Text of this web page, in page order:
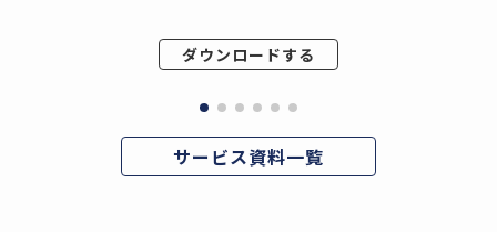
ダウンロードする
サービス資料一覧